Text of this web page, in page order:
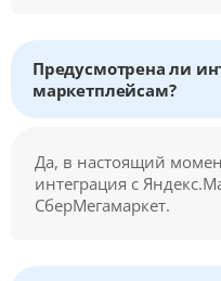
Предусмотрена ли
маркетплейсам?
Да, в настоящий
интеграция с
СберМегамаркет.